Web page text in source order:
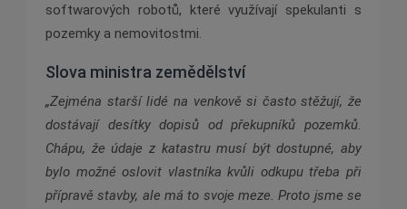
softwarových robotů, které využívají spekulanti s
pozemky a nemovitostmi.
Slova ministra zemědělství
„Zejména starší lidé na venkově si často stěžují, že
dostávají desítky dopisů od překupníků pozemků.
Chápu, že údaje z katastru musí být dostupné, aby
bylo možné oslovit vlastníka kvůli odkupu třeba při
přípravě stavby, ale má to svoje meze. Proto jsme se